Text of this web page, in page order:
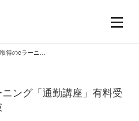
ング「通勤講座」有料受
資格取得のeラーニング「通勤講座」有料受講者数3万人突破